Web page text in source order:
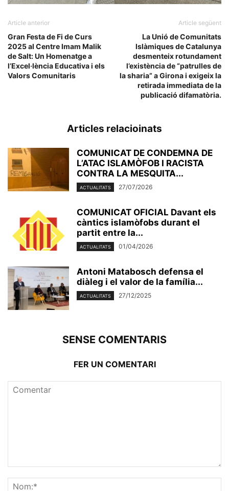
Article anterior
Gran Festa de Fi de Curs
2025 al Centre Imam Malik
de Salt: Un Homenatge a
l’Excel·lència Educativa i els
Valors Comunitaris
Article següent
La Unió de Comunitats
Islàmiques de Catalunya
desmenteix rotundament
l’existència de “patrulles de
la sharia” a Girona i exigeix la
retirada immediata de la
publicació difamatòria.
Articles relacioinats
COMUNICAT DE CONDEMNA DE
L’ATAC ISLAMÒFOB I RACISTA
CONTRA LA MESQUITA...
ACTUALITATS 27/07/2026
COMUNICAT OFICIAL Davant els
càntics islamòfobs durant el
partit entre la...
ACTUALITATS 01/04/2026
Antoni Matabosch defensa el
diàleg i el valor de la família...
ACTUALITATS 27/12/2025
SENSE COMENTARIS
FER UN COMENTARI